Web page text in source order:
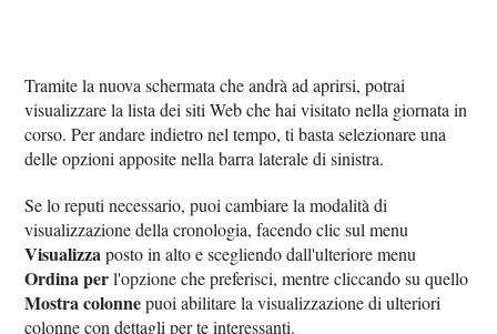
Tramite la nuova schermata che andrà ad aprirsi, potrai
visualizzare la lista dei siti Web che hai visitato nella giornata in
corso. Per andare indietro nel tempo, ti basta selezionare una
delle opzioni apposite nella barra laterale di sinistra.
Se lo reputi necessario, puoi cambiare la modalità di
visualizzazione della cronologia, facendo clic sul menu
Visualizzaposto in alto e scegliendo dall'ulteriore menu
Ordina perl'opzione che preferisci, mentre cliccando su quello
Mostra colonnepuoi abilitare la visualizzazione di ulteriori
colonne con dettagli per te interessanti.